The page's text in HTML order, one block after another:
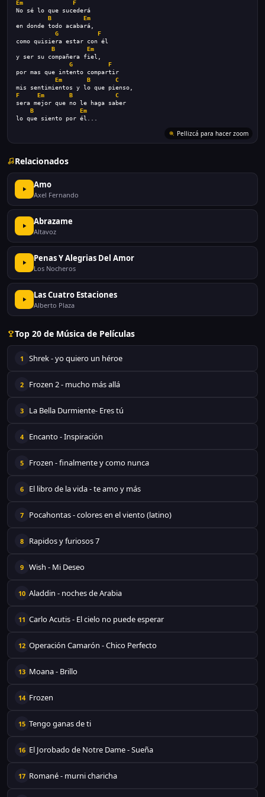
Em
F
No sé lo que sucederá
B
Em
en donde todo acabará,
G
F
como quisiera estar con él
B
Em
y ser su compañera fiel,
G
F
por mas que intento compartir
Em
B
C
mis sentimientos y lo que pienso,
F
Em B
C
sera mejor que no le haga saber
B
Em
lo que siento por él...
Pellizcá para hacer zoom
Relacionados
Amo
Axel Fernando
Abrazame
Altavoz
Penas Y Alegrias Del Amor
Los Nocheros
Las Cuatro Estaciones
Alberto Plaza
Top 20 de Música de Películas
1 Shrek - yo quiero un héroe
2 Frozen 2 - mucho más allá
3 La Bella Durmiente- Eres tú
4 Encanto - Inspiración
5 Frozen - finalmente y como nunca
6 El libro de la vida - te amo y más
7 Pocahontas - colores en el viento (latino)
8 Rapidos y furiosos 7
9 Wish - Mi Deseo
10 Aladdin - noches de Arabia
11 Carlo Acutis - El cielo no puede esperar
12 Operación Camarón - Chico Perfecto
13 Moana - Brillo
14 Frozen
15 Tengo ganas de ti
16 El Jorobado de Notre Dame - Sueña
17 Romané - murni charicha